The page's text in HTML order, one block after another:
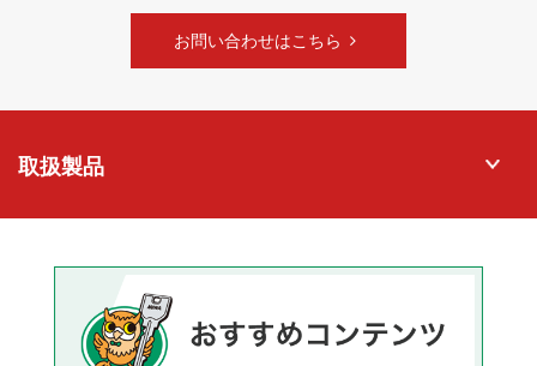
お問い合わせはこちら
取扱製品